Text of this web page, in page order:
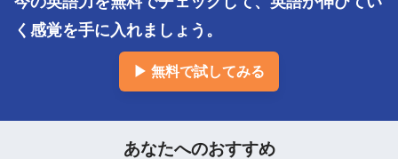
く感覚を手に入れましょう。
▶ 無料で試してみる
あなたへのおすすめ